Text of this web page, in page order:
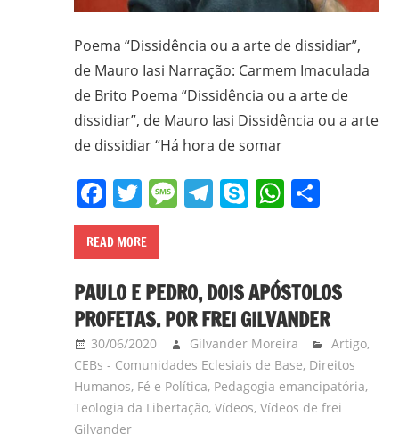
Filosofia
bacharel
ITESP/SP;
Ciências
Bíblicas
Pontifício
Instituto
Poema “Dissidência ou a arte de dissidiar”,
de Mauro Iasi Narração: Carmem Imaculada
de Brito Poema “Dissidência ou a arte de
dissidiar”, de Mauro Iasi Dissidência ou a arte
de dissidiar “Há hora de somar
Facebook
Twitter
Message
Telegram
SkypeShare
READ MORE
PAULO E PEDRO, DOIS APÓSTOLOS
PROFETAS. POR FREI GILVANDER
30/06/2020 Gilvander Moreira Artigo,
CEBs - Comunidades Eclesiais de Base, Direitos
Humanos, Fé e Política, Pedagogia emancipatória,
Teologia da Libertação, Vídeos, Vídeos de frei
Gilvander